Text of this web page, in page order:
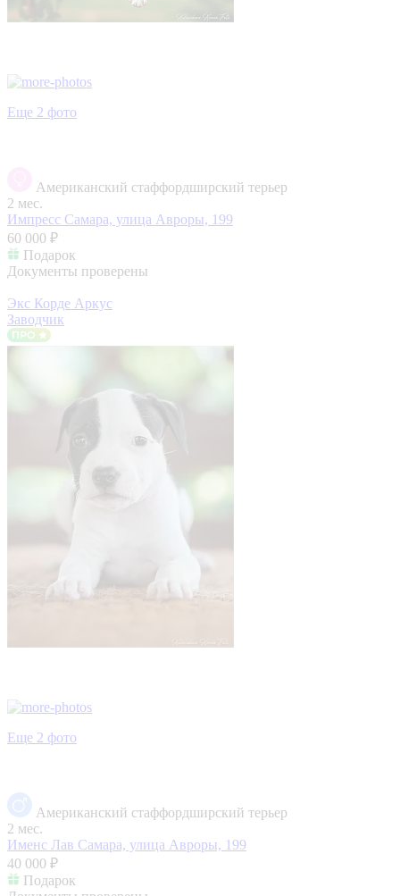
Еще 2 фото
Американский стаффордширский терьер
2 мес.
Импресс Самара, улица Авроры, 199
60 000 ₽
Подарок
Документы проверены
Экс Корде Аркус
Заводчик
Еще 2 фото
Американский стаффордширский терьер
2 мес.
Именс Лав Самара, улица Авроры, 199
40 000 ₽
Подарок